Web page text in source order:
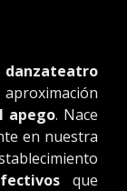
apego. Nace
en nuestra
que